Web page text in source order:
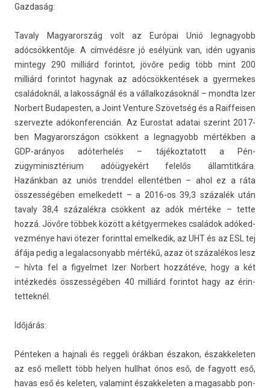
Gaz­daság:
Tava­ly Magyarország volt az Európai Unió leg­nagyobb
adócsökkentője. A címvédésre jó esélyünk van, idén ugyanis
min­tegy 290 milliárd forin­tot, jövőre pedig több mint 200
milliárd forin­tot hagynak az adócsökkentések a gyer­mekes
családoknál, a lakos­ságnál és a vál­lalkozások­nál – mondta Izer
Nor­bert Budapest­en, a Joint Ven­ture Szövetség és a Raif­feis­en
szer­vezte adókon­feren­cián. Az Euros­tat adatai szerint 2017-
ben Magyarországon csökkent a leg­nagyobb mértékben a
GDP-arányos adóter­helés – tájékoz­tatott a Pén­
zügyminisztérium adóügyekért felelős állam­titkára.
Hazánkban az uniós trenddel el­lentétb­en – ahol ez a ráta
összes­ségéb­en em­el­kedett – a 2016-os 39,3 százalék után
tava­ly 38,4 százalékra csökkent az adók mértéke – tette
hozzá. Jövőre többek között a két­gyer­mekes családok adóked­
vezménye havi ötezer forintt­al em­el­kedik, az UHT és az ESL tej
áfája pedig a legalac­sonyabb mértékű, azaz öt százalékos lesz
– hívta fel a figyel­met Izer Nor­bert hozzátéve, hogy a két
intézkedés összes­ségéb­en 40 milliárd forin­tot hagy az érin­
tettek­nél.
Időjárás:
Pén­tek­en a haj­nali és re­ggeli órákban északon, észak­kelet­en
az eső mel­lett több hely­en hullhat ónos eső, de fagyott eső,
havas eső és kelet­en, valamint észak­kelet­en a magasabb pon­